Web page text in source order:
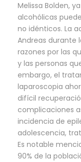
Melissa Bolden,
alcohólicas
no idénticos. La
Andreas durante
razones por las
y las personas
embargo, el
laparoscopia
difícil
complicaciones
incidencia de
adolescencia,
Es notable
90% de la